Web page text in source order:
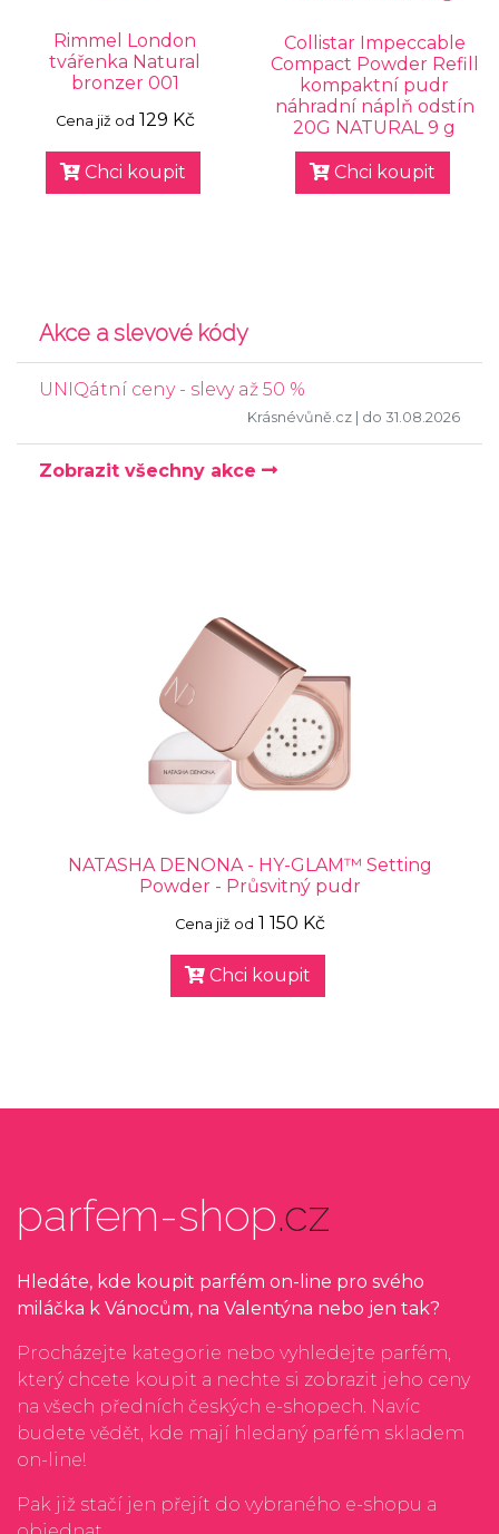
Rimmel London
tvářenka Natural
bronzer 001
Cena již od 129 Kč
Chci koupit
Collistar Impeccable
Compact Powder Refill
kompaktní pudr
náhradní náplň odstín
20G NATURAL 9 g
Chci koupit
Akce a slevové kódy
UNIQátní ceny - slevy až 50 %
Krásnévůně.cz | do 31.08.2026
Zobrazit všechny akce
NATASHA DENONA - HY-GLAM™ Setting
Powder - Průsvitný pudr
Cena již od 1 150 Kč
Chci koupit
parfem-shop.cz
Hledáte, kde koupit parfém on-line pro svého
miláčka k Vánocům, na Valentýna nebo jen tak?
Procházejte kategorie nebo vyhledejte parfém,
který chcete koupit a nechte si zobrazit jeho ceny
na všech předních českých e-shopech. Navíc
budete vědět, kde mají hledaný parfém skladem
on-line!
Pak již stačí jen přejít do vybraného e-shopu a